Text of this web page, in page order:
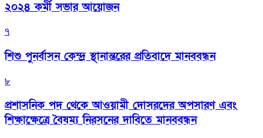
২০২৪ কর্মী সভার আয়োজন
৭
শিশু পুনর্বাসন কেন্দ্র স্থানান্তরের প্রতিবাদে মানববন্ধন
৮
প্রশাসনিক পদ থেকে আওয়ামী দোসরদের অপসারণ এবং
শিক্ষাক্ষেত্রে বৈষম্য নিরসনের দাবিতে মানববন্ধন